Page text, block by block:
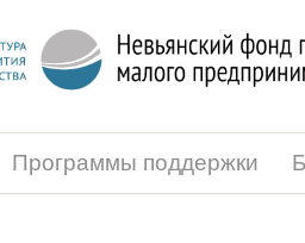
Программы поддержки